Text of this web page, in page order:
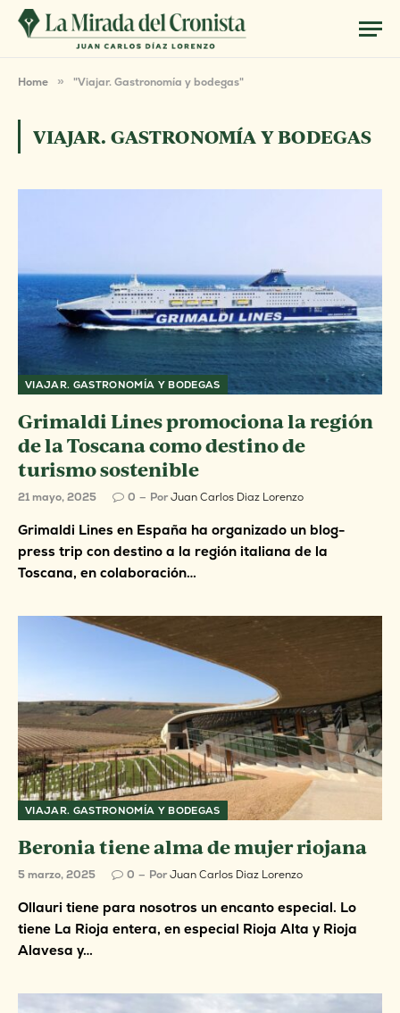
Home » "Viajar. Gastronomía y bodegas"
VIAJAR. GASTRONOMÍA Y BODEGAS
VIAJAR. GASTRONOMÍA Y BODEGAS
Grimaldi Lines promociona la región
de la Toscana como destino de
turismo sostenible
21 mayo, 2025 0 PorJuan Carlos Diaz Lorenzo
Grimaldi Lines en España ha organizado un blog-
press trip con destino a la región italiana de la
Toscana, en colaboración…
VIAJAR. GASTRONOMÍA Y BODEGAS
Beronia tiene alma de mujer riojana
5 marzo, 2025 0 PorJuan Carlos Diaz Lorenzo
Ollauri tiene para nosotros un encanto especial. Lo
tiene La Rioja entera, en especial Rioja Alta y Rioja
Alavesa y…